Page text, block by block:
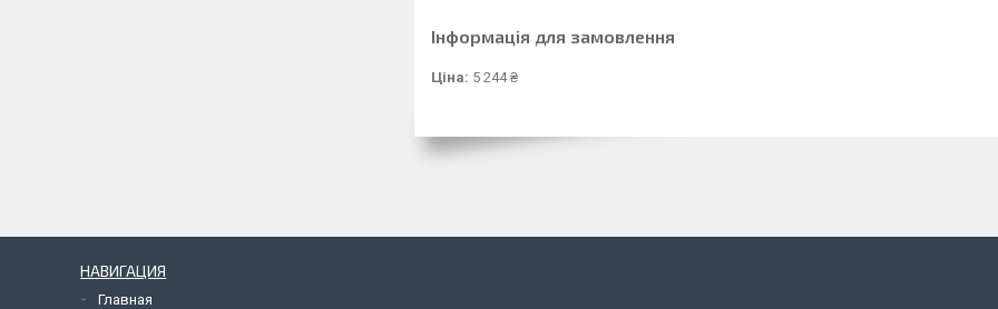
Інформація для замовлення
Ціна: 5 244 ₴
НАВИГАЦИЯ
Главная